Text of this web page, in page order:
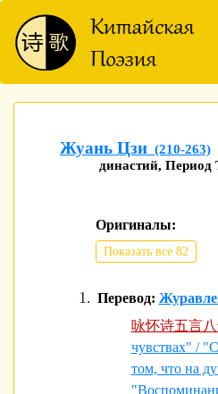
Жуань Цзи (210-263)
династий, Период
Оригиналы:
Показать все 82
Перевод:
咏怀诗五言
чувствах" /
том, что на